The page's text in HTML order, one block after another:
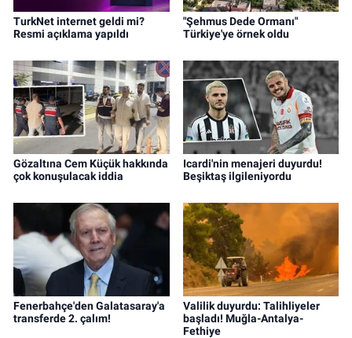
TurkNet internet geldi mi?
Resmi açıklama yapıldı
"Şehmus Dede Ormanı"
Türkiye'ye örnek oldu
Gözaltına Cem Küçük hakkında
çok konuşulacak iddia
Icardi'nin menajeri duyurdu!
Beşiktaş ilgileniyordu
Fenerbahçe'den Galatasaray'a
transferde 2. çalım!
Valilik duyurdu: Talihliyeler
başladı! Muğla-Antalya-
Fethiye